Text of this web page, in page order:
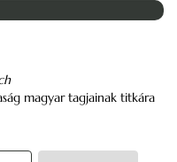
magyar tagjainak titkára